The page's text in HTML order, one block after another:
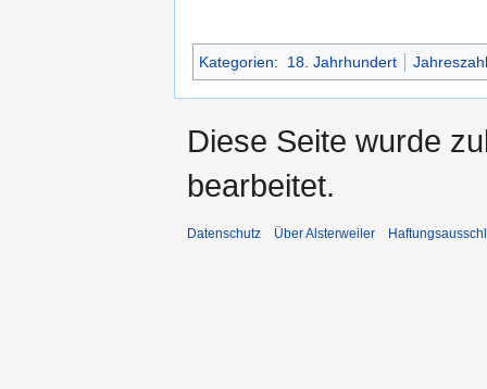
Kategorien: 18. Jahrhundert Jahreszahl
Diese Seite wurde
bearbeitet.
Datenschutz Über Alsterweiler